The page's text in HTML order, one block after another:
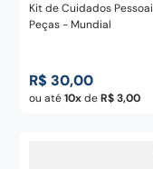
Kit de Cuidados
Peças - Mundial
R$ 30,00
ou até10 deR$ 3,00